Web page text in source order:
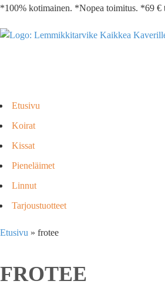
*100% kotimainen. *Nopea toimitus. *69 €
Etusivu
Koirat
Kissat
Pieneläimet
Linnut
Tarjoustuotteet
Etusivu » frotee
FROTEE